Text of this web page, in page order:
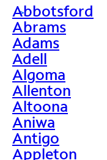
>
Abbotsford
Abrams
Adams
Adell
Algoma
Allenton
Altoona
Aniwa
Antigo
Appleton